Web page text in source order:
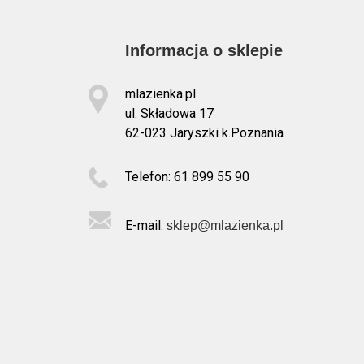
Informacja o sklepie
mlazienka.pl
ul. Składowa 17
62-023 Jaryszki k.Poznania
Telefon: 61 899 55 90
E-mail: sklep@mlazienka.pl